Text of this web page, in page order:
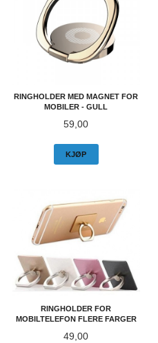
RINGHOLDER MED MAGNET FOR
MOBILER - GULL
Pris
59,00
KJØP
RINGHOLDER FOR
MOBILTELEFON FLERE FARGER
Pris
49,00